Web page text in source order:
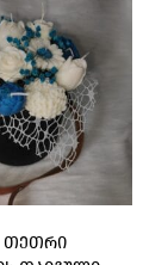
ᲗᲔᲗᲠᲘ